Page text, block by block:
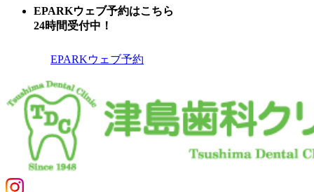
EPARKウェブ予約はこちら
24時間受付中！
EPARKウェブ予約